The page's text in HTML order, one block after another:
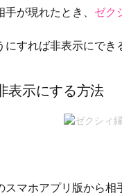
が現れたとき、 ゼク
にすれば非表示にでき
表示にする方法
スマホアプリ版から相